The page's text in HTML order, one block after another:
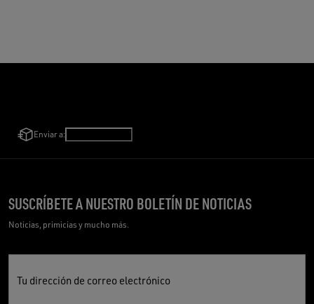
Enviar a:
SUSCRÍBETE A NUESTRO BOLETÍN DE NOTICIAS
Noticias, primicias y mucho más.
Tu dirección de correo electrónico